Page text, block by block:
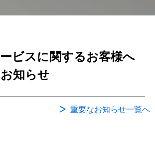
ビスに関するお客様へ
知らせ
重要なお知らせ一覧へ